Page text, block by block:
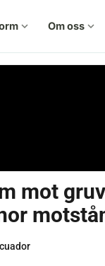
expand_more Om oss expand_more
mot